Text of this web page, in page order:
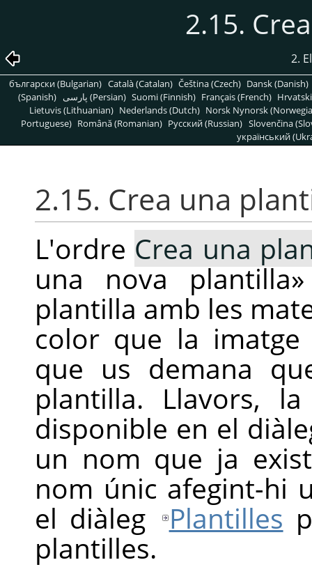
2.15.
2.
български (Bulgarian) Català (Catalan) Čeština (Czech) Dansk (Danish)
(Spanish)
پارسی (Persian) Suomi (Finnish) Français (French)
Lietuvis (Lithuanian) Nederlands (Dutch) Norsk Nynorsk
Portuguese) Română (Romanian) Pусский (Russian) Slovenčina
український
2.15. Crea una
L'ordre Crea una
una nova plantilla»
plantilla amb les
color que la imatge
que us demana
plantilla. Llavors,
disponible en el
un nom que ja
nom únic afegint-hi
el diàleg
Plantilles
plantilles.